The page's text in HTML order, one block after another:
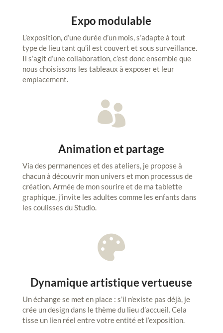
Expo modulable
L’exposition, d’une durée d’un mois, s’adapte à tout
type de lieu tant qu’il est couvert et sous surveillance.
Il s’agit d’une collaboration, c’est donc ensemble que
nous choisissons les tableaux à exposer et leur
emplacement.

Animation et partage
Via des permanences et des ateliers, je propose à
chacun à découvrir mon univers et mon processus de
création. Armée de mon sourire et de ma tablette
graphique, j’invite les adultes comme les enfants dans
les coulisses du Studio.

Dynamique artistique vertueuse
Un échange se met en place : s’il n’existe pas déjà, je
crée un design dans le thème du lieu d’accueil. Cela
tisse un lien réel entre votre entité et l’exposition.